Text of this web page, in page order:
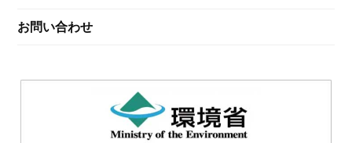
お問い合わせ